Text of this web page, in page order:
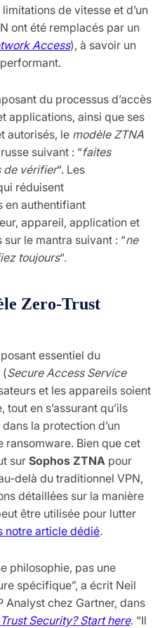
de vitesse et d’un
ont été remplacés par un
Access), à savoir un
du processus d’accès
applications, ainsi que ses
autorisés, le modèle ZTNA
suivant : “faites
de vérifier“. Les
réduisent
en authentifiant
appareil, application et
le mantra suivant : “ne
toujours“.
Zero-Trust
essentiel du
(Secure Access Service
et les appareils soient
en s’assurant qu’ils
la protection d’un
ransomware. Bien que cet
sur Sophos ZTNA pour
delà du traditionnel VPN,
détaillées sur la manière
être utilisée pour lutter
notre article dédié.
philosophie, pas une
spécifique”, a écrit Neil
Analyst chez Gartner, dans
Security? Start here. “Il